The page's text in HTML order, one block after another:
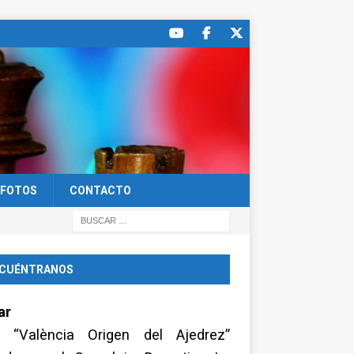
FOTOS CONTACTO
“València Origen del Ajedrez”